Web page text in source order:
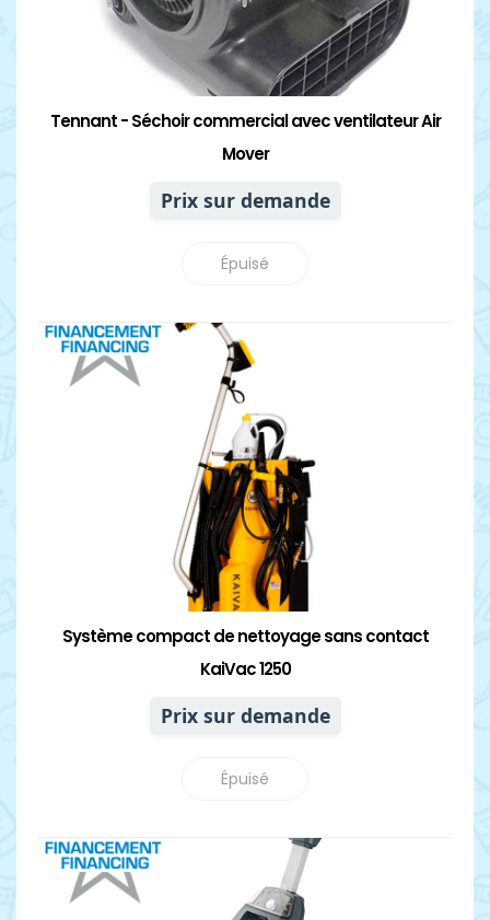
Tennant - Séchoir commercial avec ventilateur Air
Mover
Prix sur demande
Épuisé
Détails
Système compact de nettoyage sans contact
KaiVac 1250
Prix sur demande
Épuisé
Détails